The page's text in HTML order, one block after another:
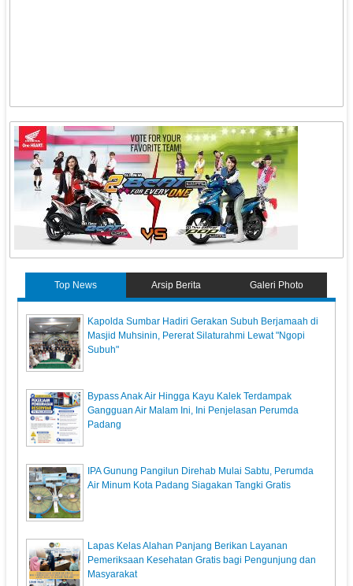
Top News Arsip Berita Galeri Photo
Kapolda Sumbar Hadiri Gerakan Subuh Berjamaah di
Masjid Muhsinin, Pererat Silaturahmi Lewat "Ngopi
Subuh"
Bypass Anak Air Hingga Kayu Kalek Terdampak
Gangguan Air Malam Ini, Ini Penjelasan Perumda
Padang
IPA Gunung Pangilun Direhab Mulai Sabtu, Perumda
Air Minum Kota Padang Siagakan Tangki Gratis
Lapas Kelas Alahan Panjang Berikan Layanan
Pemeriksaan Kesehatan Gratis bagi Pengunjung dan
Masyarakat